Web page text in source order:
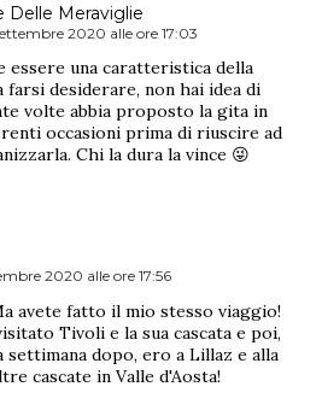
Delle Meraviglie
2020 alle ore 17:03
essere una caratteristica della
farsi desiderare, non hai idea di
volte abbia proposto la gita in
occasioni prima di riuscire ad
Chi la dura la vince 😜
2020 alle ore 17:56
avete fatto il mio stesso viaggio!
Tivoli e la sua cascata e poi,
settimana dopo, ero a Lillaz e alla
cascate in Valle d'Aosta!